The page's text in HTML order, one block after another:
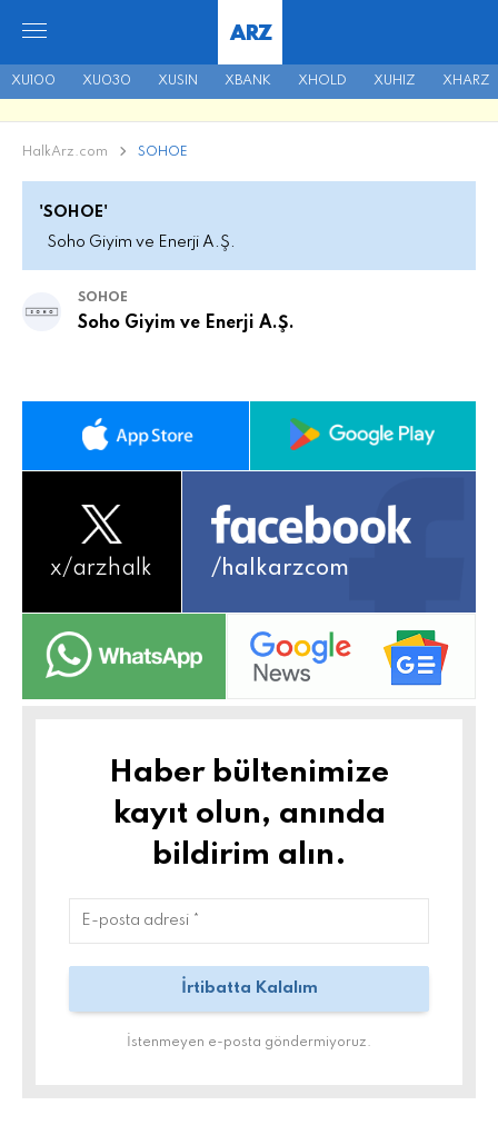
XU100 XU030 XUSIN XBANK XHOLD XUHIZ XHARZ
ARZ
HalkArz.com SOHOE
'SOHOE'
Soho Giyim ve Enerji A.Ş.
SOHOE
Soho Giyim ve Enerji A.Ş.
x/arzhalk /halkarzcom
Haber bültenimize
kayıt olun, anında
bildirim alın.
İstenmeyen e-posta göndermiyoruz.